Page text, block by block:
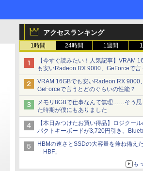
アクセスランキング
1時間 24時間 1週間
【今すぐ読みたい！人気記事】VRAM
も安いRadeon RX 9000、GeForceで言
のぐらいの性能？ - PC Watch
VRAM 16GBでも安いRadeon RX 9000、
GeForceで言うとどのぐらいの性能？
メモリ8GBで仕事なんて無理……そう思
た時期が僕にもありました
【本日みつけたお買い得品】ロジクー
パクトキーボードが3,720円引き。
台接続対応
HBMの速さとSSDの大容量を兼ね備えた
「HBF」
も